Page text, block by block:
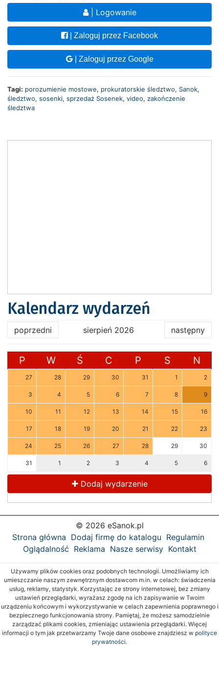
| Logowanie
| Zaloguj przez Facebook
| Zaloguj przez Google
Tagi: porozumienie mostowe, prokuratorskie śledztwo, Sanok,
śledztwo, sosenki, sprzedaż Sosenek, video, zakończenie
śledztwa
Kalendarz wydarzeń
poprzedni sierpień 2026 następny
P W Ś C P S N
27 28 29 30 31 1 2
3 4 5 6 7 8 9
10 11 12 13 14 15 16
17 18 19 20 21 22 23
24 25 26 27 28 29 30
31 1 2 3 4 5 6
Dodaj wydarzenie
© 2026 eSanok.pl
Strona główna Dodaj firmę do katalogu Regulamin
Oglądalność Reklama Nasze serwisy Kontakt
Używamy plików cookies oraz podobnych technologii. Umożliwiamy ich
umieszczanie naszym zewnętrznym dostawcom m.in. w celach: świadczenia
usług, reklamy, statystyk. Korzystając ze strony internetowej, bez zmiany
ustawień przeglądarki, wyrażasz zgodę na ich zapisywanie w Twoim
urządzeniu końcowym i wykorzystywanie w celach zapewnienia poprawnego i
bezpiecznego funkcjonowania strony. Pamiętaj, że możesz samodzielnie
zarządzać plikami cookies, zmieniając ustawienia przeglądarki. Więcej
informacji o tym jak przetwarzamy Twoje dane osobowe znajdziesz w polityce
prywatności.